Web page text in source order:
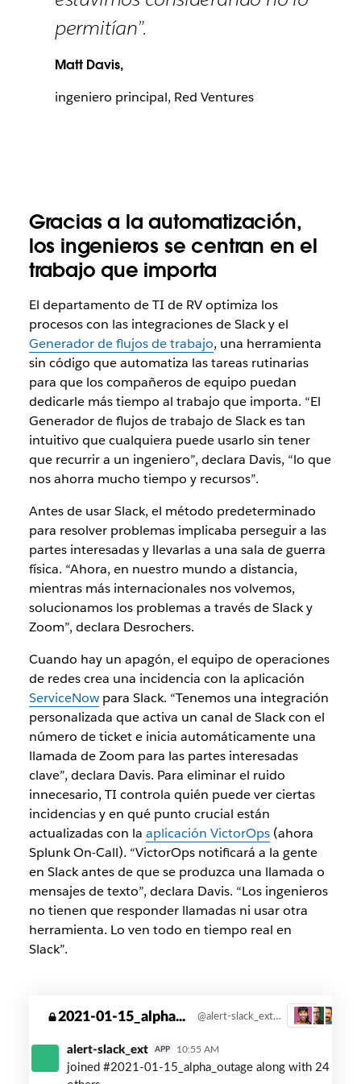
permitían”.
Matt Davis,
ingeniero principal, Red Ventures
Gracias a la automatización,
los ingenieros se centran en el
trabajo que importa
El departamento de TI de RV optimiza los
procesos con las integraciones de Slack y el
Generador de flujos de trabajo, una herramienta
sin código que automatiza las tareas rutinarias
para que los compañeros de equipo puedan
dedicarle más tiempo al trabajo que importa. “El
Generador de flujos de trabajo de Slack es tan
intuitivo que cualquiera puede usarlo sin tener
que recurrir a un ingeniero”, declara Davis, “lo que
nos ahorra mucho tiempo y recursos”.
Antes de usar Slack, el método predeterminado
para resolver problemas implicaba perseguir a las
partes interesadas y llevarlas a una sala de guerra
física. “Ahora, en nuestro mundo a distancia,
mientras más internacionales nos volvemos,
solucionamos los problemas a través de Slack y
Zoom”, declara Desrochers.
Cuando hay un apagón, el equipo de operaciones
de redes crea una incidencia con la aplicación
ServiceNowpara Slack. “Tenemos una integración
personalizada que activa un canal de Slack con el
número de ticket e inicia automáticamente una
llamada de Zoom para las partes interesadas
clave”, declara Davis. Para eliminar el ruido
innecesario, TI controla quién puede ver ciertas
incidencias y en qué punto crucial están
actualizadas con la aplicación VictorOps(ahora
Splunk On-Call). “VictorOps notificará a la gente
en Slack antes de que se produzca una llamada o
mensajes de texto”, declara Davis. “Los ingenieros
no tienen que responder llamadas ni usar otra
herramienta. Lo ven todo en tiempo real en
Slack”.
ventures-2021-01-15_alpha... @alert-slack_ext created this private channel on Jan. 15. Zoom link: https: redventures.zoom.us/j/238403943?pwd=WDVBdfccECGEdcE 3
alert-slack_ext APP 10:55 AM
joined #2021-01-15_alpha_outage along with 24